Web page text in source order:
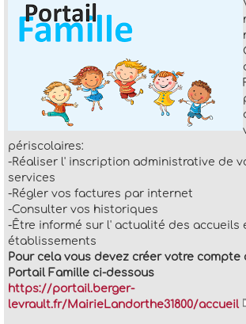
périscolaires:
-Réaliser l' inscription administrative de
services
-Régler vos factures par internet
-Consulter vos historiques
-Être informé sur l' actualité des accueils
établissements
Pour cela vous devez créer votre compte
Portail Famille ci-dessous
https://portail.berger-
levrault.fr/MairieLandorthe31800/accueil